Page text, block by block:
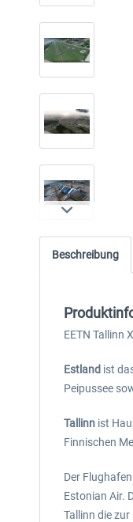
Beschreibung
EETN Tallinn
Estland ist
Peipussee
Tallinn ist
Finnischen
Der Flughafen
Estonian Air.
Tallinn die